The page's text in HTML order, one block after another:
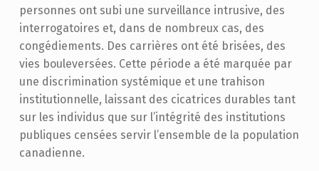
personnes ont subi une surveillance intrusive, des
interrogatoires et, dans de nombreux cas, des
congédiements. Des carrières ont été brisées, des
vies bouleversées. Cette période a été marquée par
une discrimination systémique et une trahison
institutionnelle, laissant des cicatrices durables tant
sur les individus que sur l’intégrité des institutions
publiques censées servir l’ensemble de la population
canadienne.